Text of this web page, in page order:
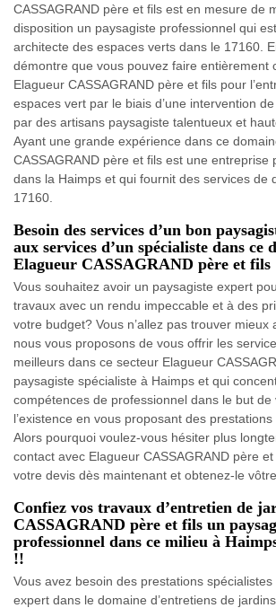
CASSAGRAND père et fils est en mesure de
disposition un paysagiste professionnel qui
architecte des espaces verts dans le 17160.
démontre que vous pouvez faire entièrement
Elagueur CASSAGRAND père et fils pour
espaces vert par le biais d’une intervention
par des artisans paysagiste talentueux et
Ayant une grande expérience dans ce
CASSAGRAND père et fils est une entreprise
dans la Haimps et qui fournit des services de
17160.
Besoin des services d’un bon
aux services d’un spécialiste dans ce
Elagueur CASSAGRAND père et fils
Vous souhaitez avoir un paysagiste expert
travaux avec un rendu impeccable et à des
votre budget? Vous n’allez pas trouver mieux
nous vous proposons de vous offrir les
meilleurs dans ce secteur Elagueur
paysagiste spécialiste à Haimps et qui
compétences de professionnel dans le but de
l’existence en vous proposant des prestations
Alors pourquoi voulez-vous hésiter plus
contact avec Elagueur CASSAGRAND père
votre devis dès maintenant et obtenez-le
Confiez vos travaux d’entretien de
CASSAGRAND père et fils un
professionnel dans ce milieu à
!!
Vous avez besoin des prestations spécialistes
expert dans le domaine d’entretiens de